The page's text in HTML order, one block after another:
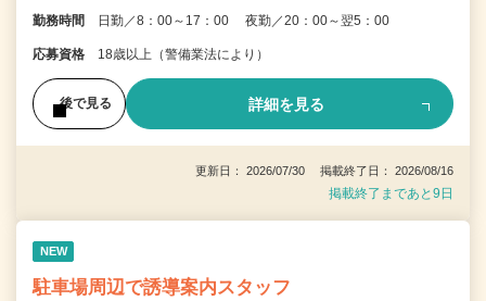
勤務時間 日勤／8：00～17：00 夜勤／20：00～翌5：00
応募資格 18歳以上（警備業法により）
後で見る 詳細を見る
更新日： 2026/07/30 掲載終了日： 2026/08/16
掲載終了まであと9日
NEW
駐車場周辺で誘導案内スタッフ